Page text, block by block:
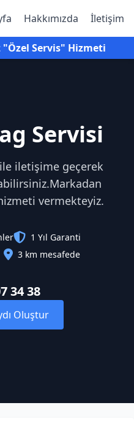
Hakkımızda İletişim
Servis" Hizmeti
Servisi
ile iletişime geçerek
vermekteyiz.
1 Yıl Garanti
3 km mesafede
34 38
Oluştur